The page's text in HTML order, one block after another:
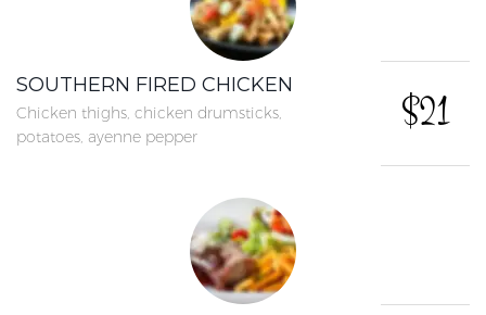
SOUTHERN FIRED CHICKEN
Chicken thighs, chicken drumsticks,
potatoes, ayenne pepper
$21